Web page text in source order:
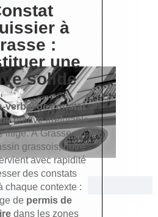
à
:
une
solide
verbal de constat
preuve irréfutable
litige. À Grasse et
grassois, notre
avec rapidité
des constats
chaque contexte :
de permis de
dans les zones